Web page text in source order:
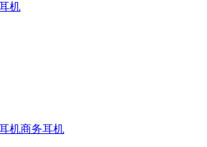
机
机商务耳机